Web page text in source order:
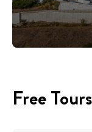
Free